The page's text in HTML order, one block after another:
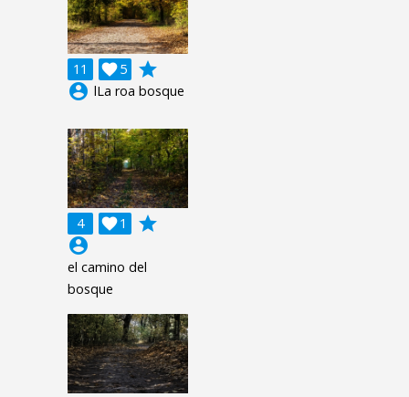
11 5

grade
account_circle lLa roa bosque
4 1

grade
account_circle
el camino del
bosque